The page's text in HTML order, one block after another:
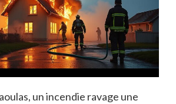
un incendie ravage une